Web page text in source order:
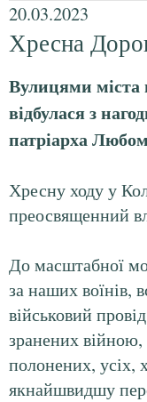
20.03.2023
Хресна
Вулицями міста
відбулася з
патріарха
Хресну ходу у
преосвященний
До масштабної
за наших воїнів,
військовий
зранених війною,
полонених, усіх,
якнайшвидшу